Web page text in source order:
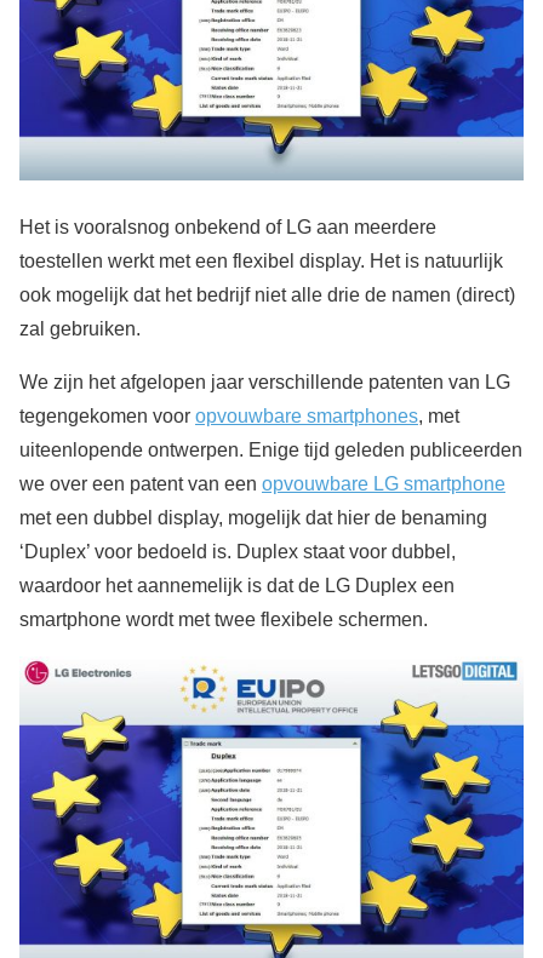
Het is vooralsnog onbekend of LG aan meerdere
toestellen werkt met een flexibel display. Het is natuurlijk
ook mogelijk dat het bedrijf niet alle drie de namen (direct)
zal gebruiken.
We zijn het afgelopen jaar verschillende patenten van LG
tegengekomen voor opvouwbare smartphones, met
uiteenlopende ontwerpen. Enige tijd geleden publiceerden
we over een patent van een opvouwbare LG smartphone
met een dubbel display, mogelijk dat hier de benaming
‘Duplex’ voor bedoeld is. Duplex staat voor dubbel,
waardoor het aannemelijk is dat de LG Duplex een
smartphone wordt met twee flexibele schermen.